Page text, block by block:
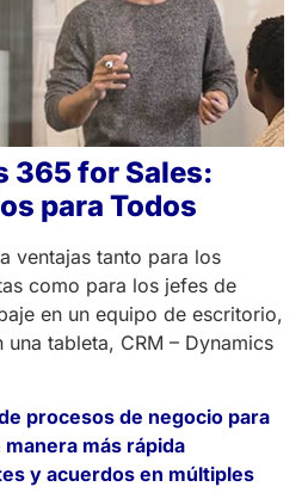
365 for Sales:
para Todos
ventajas tanto para los
como para los jefes de
en un equipo de escritorio,
tableta, CRM – Dynamics
procesos de negocio para
más rápida
y acuerdos en múltiples